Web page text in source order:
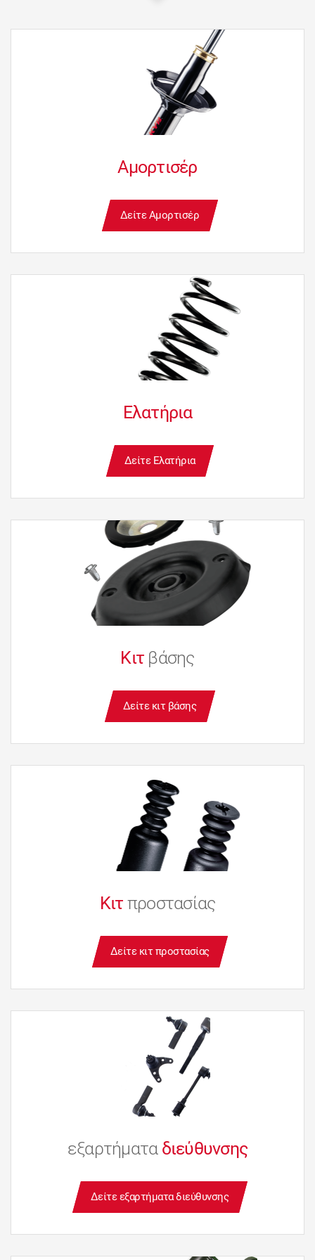
Αμορτισέρ
Δείτε Αμορτισέρ
Ελατήρια
Δείτε Ελατήρια
Κιτ βάσης
Δείτε κιτ βάσης
Κιτ προστασίας
Δείτε κιτ προστασίας
εξαρτήματα διεύθυνσης
Δείτε εξαρτήματα διεύθυνσης